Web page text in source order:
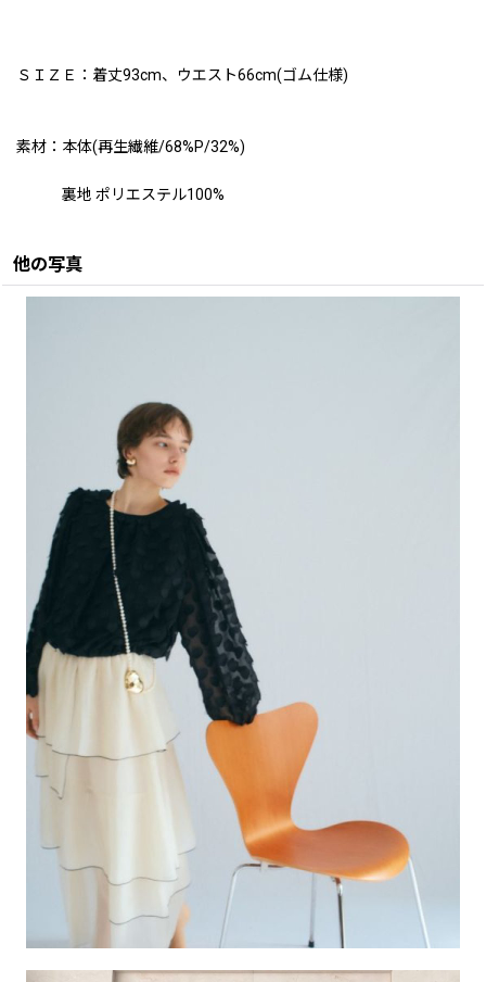
ＳＩＺＥ：着丈93cm、ウエスト66cm(ゴム仕様)
素材：本体(再生繊維/68%P/32%)
裏地 ポリエステル100%
他の写真